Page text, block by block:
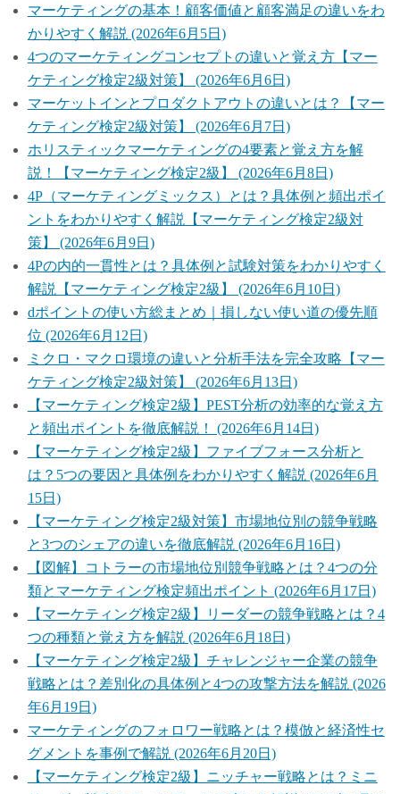
マーケティングの基本！顧客価値と顧客満足の違いをわ
かりやすく解説 (2026年6月5日)
4つのマーケティングコンセプトの違いと覚え方【マー
ケティング検定2級対策】 (2026年6月6日)
マーケットインとプロダクトアウトの違いとは？【マー
ケティング検定2級対策】 (2026年6月7日)
ホリスティックマーケティングの4要素と覚え方を解
説！【マーケティング検定2級】 (2026年6月8日)
4P（マーケティングミックス）とは？具体例と頻出ポイ
ントをわかりやすく解説【マーケティング検定2級対
策】 (2026年6月9日)
4Pの内的一貫性とは？具体例と試験対策をわかりやすく
解説【マーケティング検定2級】 (2026年6月10日)
dポイントの使い方総まとめ｜損しない使い道の優先順
位 (2026年6月12日)
ミクロ・マクロ環境の違いと分析手法を完全攻略【マー
ケティング検定2級対策】 (2026年6月13日)
【マーケティング検定2級】PEST分析の効率的な覚え方
と頻出ポイントを徹底解説！ (2026年6月14日)
【マーケティング検定2級】ファイブフォース分析と
は？5つの要因と具体例をわかりやすく解説 (2026年6月
15日)
【マーケティング検定2級対策】市場地位別の競争戦略
と3つのシェアの違いを徹底解説 (2026年6月16日)
【図解】コトラーの市場地位別競争戦略とは？4つの分
類とマーケティング検定頻出ポイント (2026年6月17日)
【マーケティング検定2級】リーダーの競争戦略とは？4
つの種類と覚え方を解説 (2026年6月18日)
【マーケティング検定2級】チャレンジャー企業の競争
戦略とは？差別化の具体例と4つの攻撃方法を解説 (2026
年6月19日)
マーケティングのフォロワー戦略とは？模倣と経済性セ
グメントを事例で解説 (2026年6月20日)
【マーケティング検定2級】ニッチャー戦略とは？ミニ